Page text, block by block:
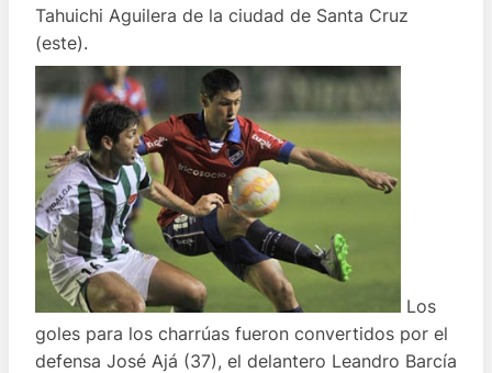
Tahuichi Aguilera de la ciudad de Santa Cruz
(este).
Los
goles para los charrúas fueron convertidos por el
defensa José Ajá (37), el delantero Leandro Barcía